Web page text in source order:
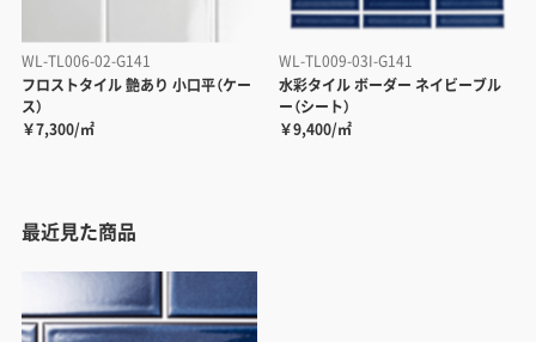
WL-TL006-02-G141
フロストタイル 艶あり 小口平（ケー
ス）
￥7,300/㎡
WL-TL009-03I-G141
水彩タイル ボーダー ネイビーブル
ー（シート）
￥9,400/㎡
最近見た商品